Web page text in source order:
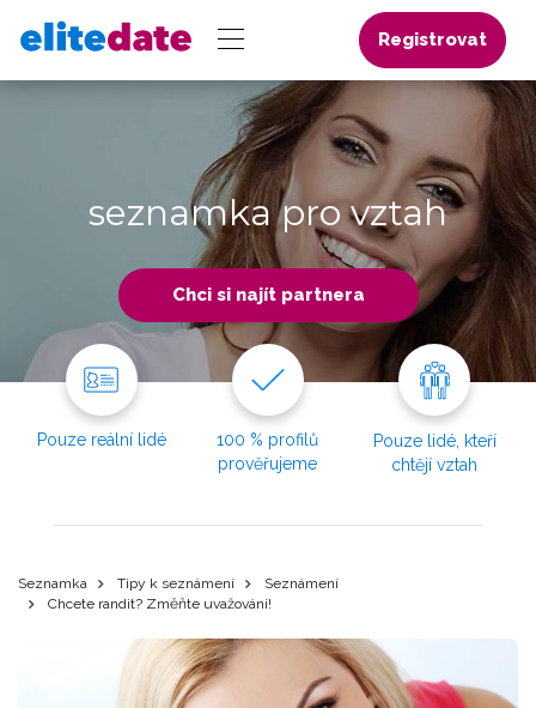
Registrovat
seznamka pro vztah
Chci si najít partnera
Pouze reální lidé
100 % profilů
prověřujeme
Pouze lidé, kteří
chtějí vztah
Seznamka Tipy k seznámení
Seznámení
Chcete randit? Změňte uvažování!